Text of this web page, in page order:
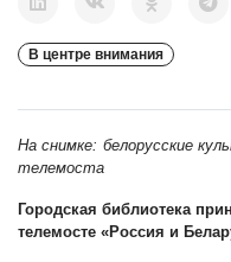
В центре внимания
На снимке: белорусские
телемоста
Городская библиотека
телемосте «Россия и